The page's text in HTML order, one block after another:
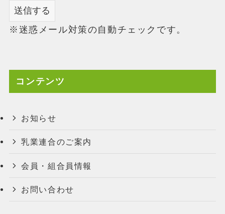
※迷惑メール対策の自動チェックです。
コンテンツ
お知らせ
乳業連合のご案内
会員・組合員情報
お問い合わせ